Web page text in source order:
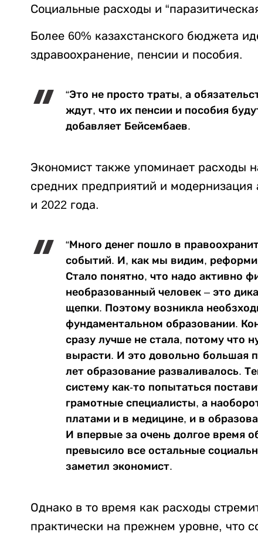
Социальные расходы и
Более 60% казахстанского бюджета
здравоохранение, пенсии и пособия.
“Это не просто траты, а
ждут, что их пенсии и пособия
добавляет Бейсембаев.
Экономист также упоминает расходы
средних предприятий и
и 2022 года.
“Много денег пошло в
событий. И, как мы видим,
Стало понятно, что надо активно
необразованный человек – это
щепки. Поэтому возникла
фундаментальном образовании.
сразу лучше не стала, потому что
вырасти. И это довольно большая
лет образование разваливалось.
систему как-то попытаться
грамотные специалисты, а
платами и в медицине, и в
И впервые за очень долгое время
превысило все остальные
заметил экономист.
Однако в то время как расходы
практически на прежнем уровне, что